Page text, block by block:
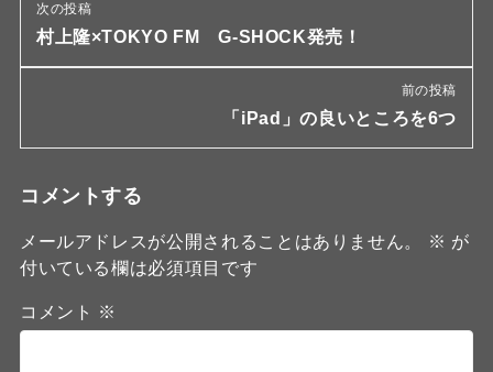
次の投稿
村上隆×TOKYO FM G-SHOCK発売！
前の投稿
「iPad」の良いところを6つ
コメントする
メールアドレスが公開されることはありません。 ※ が
付いている欄は必須項目です
コメント ※